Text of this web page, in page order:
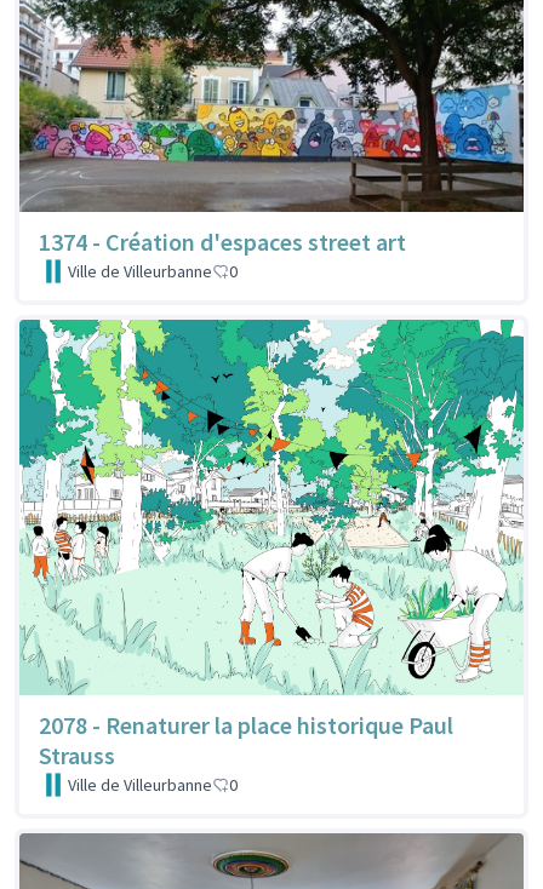
1374 - Création d'espaces street art
Ville de Villeurbanne 0
2078 - Renaturer la place historique Paul
Strauss
Ville de Villeurbanne 0